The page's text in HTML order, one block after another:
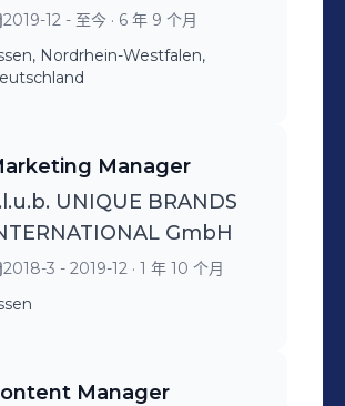
2019-12 - 至今 · 6 年 9 个月
Nordrhein-Westfalen,
Manager
UNIQUE BRANDS
GmbH
2018-3 - 2019-12 · 1 年 10 个月
Manager